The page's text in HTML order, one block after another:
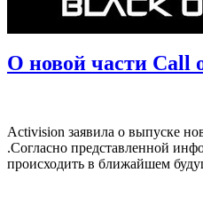
О новой части Call
Activision заявила о выпуске
.Согласно представленной
происходить в ближайшем